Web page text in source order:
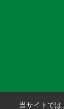
当サイトでは